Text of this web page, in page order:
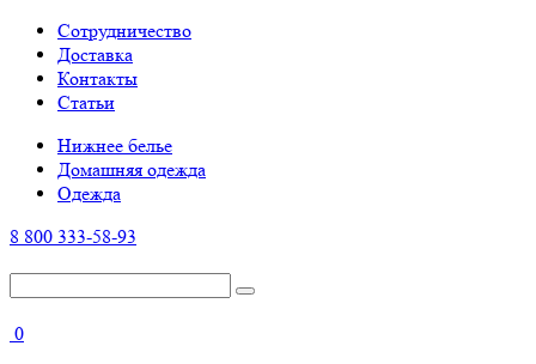
Cотрудничество
Доставка
Контакты
Статьи
Нижнее белье
Домашняя одежда
Одежда
8 800 333-58-93
0